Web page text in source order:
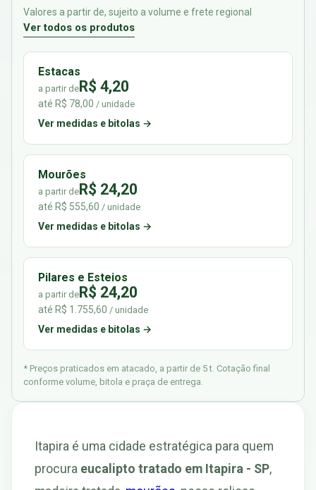
Valores a partir de, sujeito a volume e frete regional
Ver todos os produtos
Estacas
a partir deR$ 4,20
até R$ 78,00 / unidade
Ver medidas e bitolas →
Mourões
a partir deR$ 24,20
até R$ 555,60 / unidade
Ver medidas e bitolas →
Pilares e Esteios
a partir deR$ 24,20
até R$ 1.755,60 / unidade
Ver medidas e bitolas →
* Preços praticados em atacado, a partir de 5 t. Cotação final
conforme volume, bitola e praça de entrega.
Itapira é uma cidade estratégica para quem
procura eucalipto tratado em Itapira - SP,